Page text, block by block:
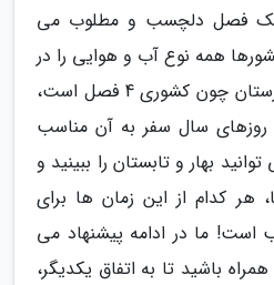
یک فصل دلچسب و مطلوب می
همه نوع آب و هوایی را در
خود دارند. مثلا کشور بلغارستان چون کشوری 4 فصل است،
سال سفر به آن مناسب
بهار و تابستان را ببینید و
هر کدام از این زمان ها برای
ما در ادامه پیشنهاد می
باشید تا به اتفاق یکدیگر،